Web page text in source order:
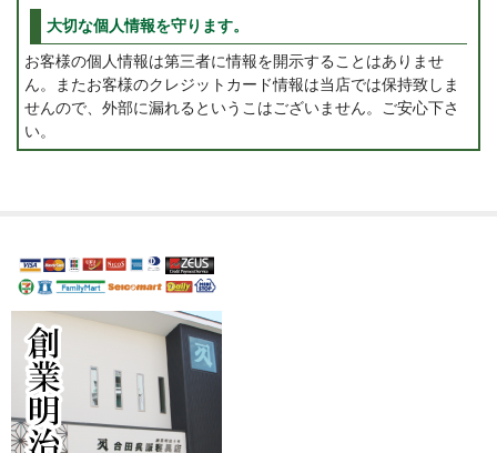
大切な個人情報を守ります。
お客様の個人情報は第三者に情報を開示することはありませ
ん。またお客様のクレジットカード情報は当店では保持致しま
せんので、外部に漏れるというこはございません。ご安心下さ
い。